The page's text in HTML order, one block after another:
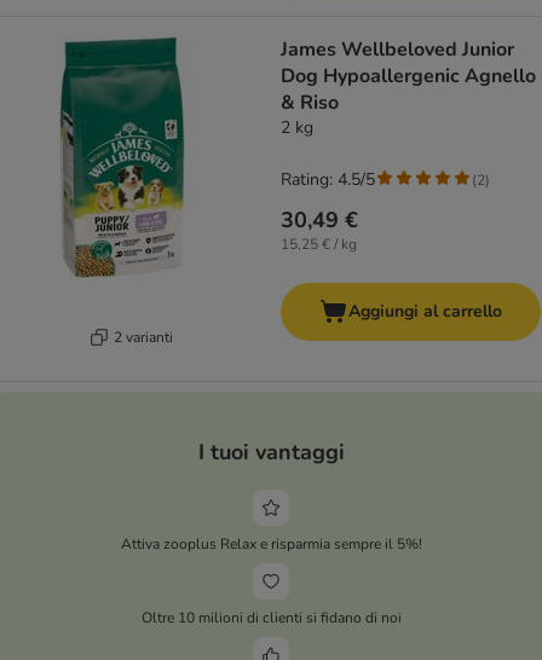
2 varianti
James Wellbeloved Junior
Dog Hypoallergenic Agnello
& Riso
2 kg
30,49 €
15,25 € / kg
Rating: 4.5/5 (2)
Aggiungi al carrello
I tuoi vantaggi
Attiva zooplus Relax e risparmia sempre il 5%!
Oltre 10 milioni di clienti si fidano di noi